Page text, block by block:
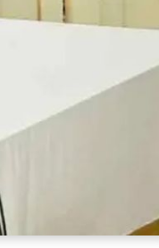
৫ আসনের সাবেক এমপি
গুলশান হইতে